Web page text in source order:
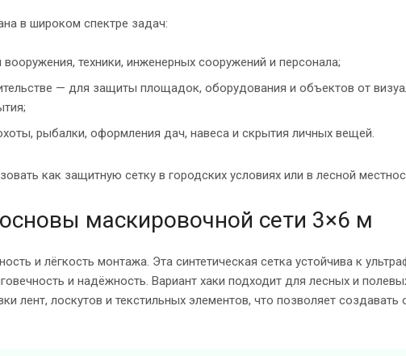
в широком спектре задач:
техники, инженерных сооружений и персонала;
— для защиты площадок, оборудования и объектов от
рыбалки, оформления дач, навеса и скрытия личных вещей.
как защитную сетку в городских условиях или в лесной
маскировочной сети 3×6 м
и лёгкость монтажа. Эта синтетическая сетка устойчива к
и надёжность. Вариант хаки подходит для лесных и
лент, лоскутов и текстильных элементов, что позволяет